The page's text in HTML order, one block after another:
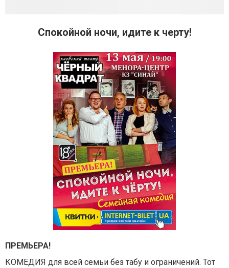
Спокойной ночи, идите к черту!
ПРЕМЬЕРА!
КОМЕДИЯ для всей семьи без табу и ограничений. Тот